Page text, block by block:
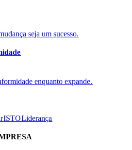
seja um sucesso.​​
enquanto expande.​​
ISTO​​Liderança​​